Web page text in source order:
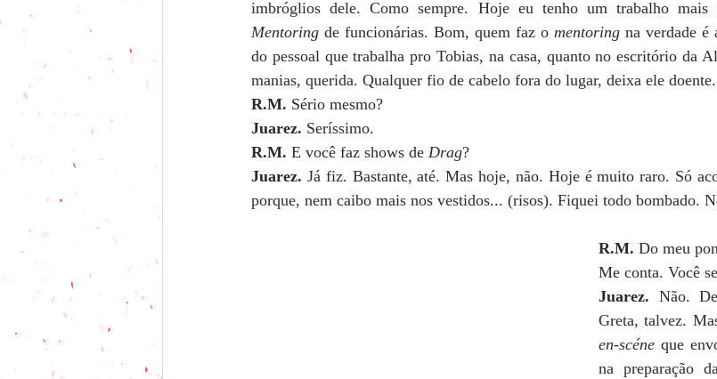
Mentoring de funcionárias. Bom, quem faz o mentoring na verdade é
do pessoal que trabalha pro Tobias, na casa, quanto no escritório da
manias, querida. Qualquer fio de cabelo fora do lugar, deixa ele
R.M. Sério mesmo?
Juarez. Seríssimo.
R.M. E você faz shows de Drag?
Juarez. Já fiz. Bastante, até. Mas hoje, não. Hoje é muito raro. Só
porque, nem caibo mais nos vestidos... (risos). Fiquei todo bombado.
R.M. Do meu
Me conta. Você
Juarez. Não.
Greta, talvez.
en-scéne que
na preparação